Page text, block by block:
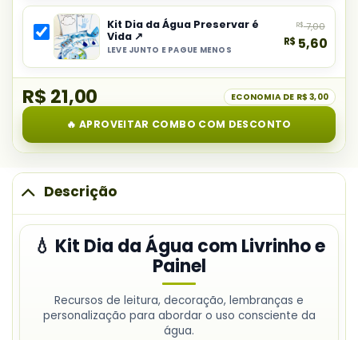
da
Água
com
Livrinho
e
item
do
combo:
Kit
Dia
Mundial
Água
Preservar
Selecionar
item
do
Dia
da
Água
é
Vida
Kit Dia da Água Preservar é
Vida ↗
LEVE JUNTO E PAGUE MENOS
R$7,00
R$ 5,60
R$ 21,00 ECONOMIA DE R$ 3,00
🔥 APROVEITAR COMBO COM DESCONTO
Descrição
💧 Kit Dia da Água com Livrinho e
Painel
Recursos de leitura, decoração, lembranças e
personalização para abordar o uso consciente da
água.